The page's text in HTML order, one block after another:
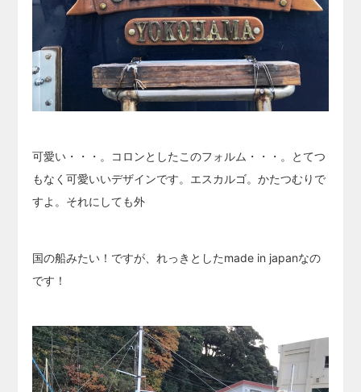
可愛い・・・。コロンとしたこのフォルム・・・。とてつ
もなく可愛いいデザインです。エスカルゴ。かたつむりで
すよ。それにしても外
国の船みたい！ですが、れっきとしたmade in japanなの
です！